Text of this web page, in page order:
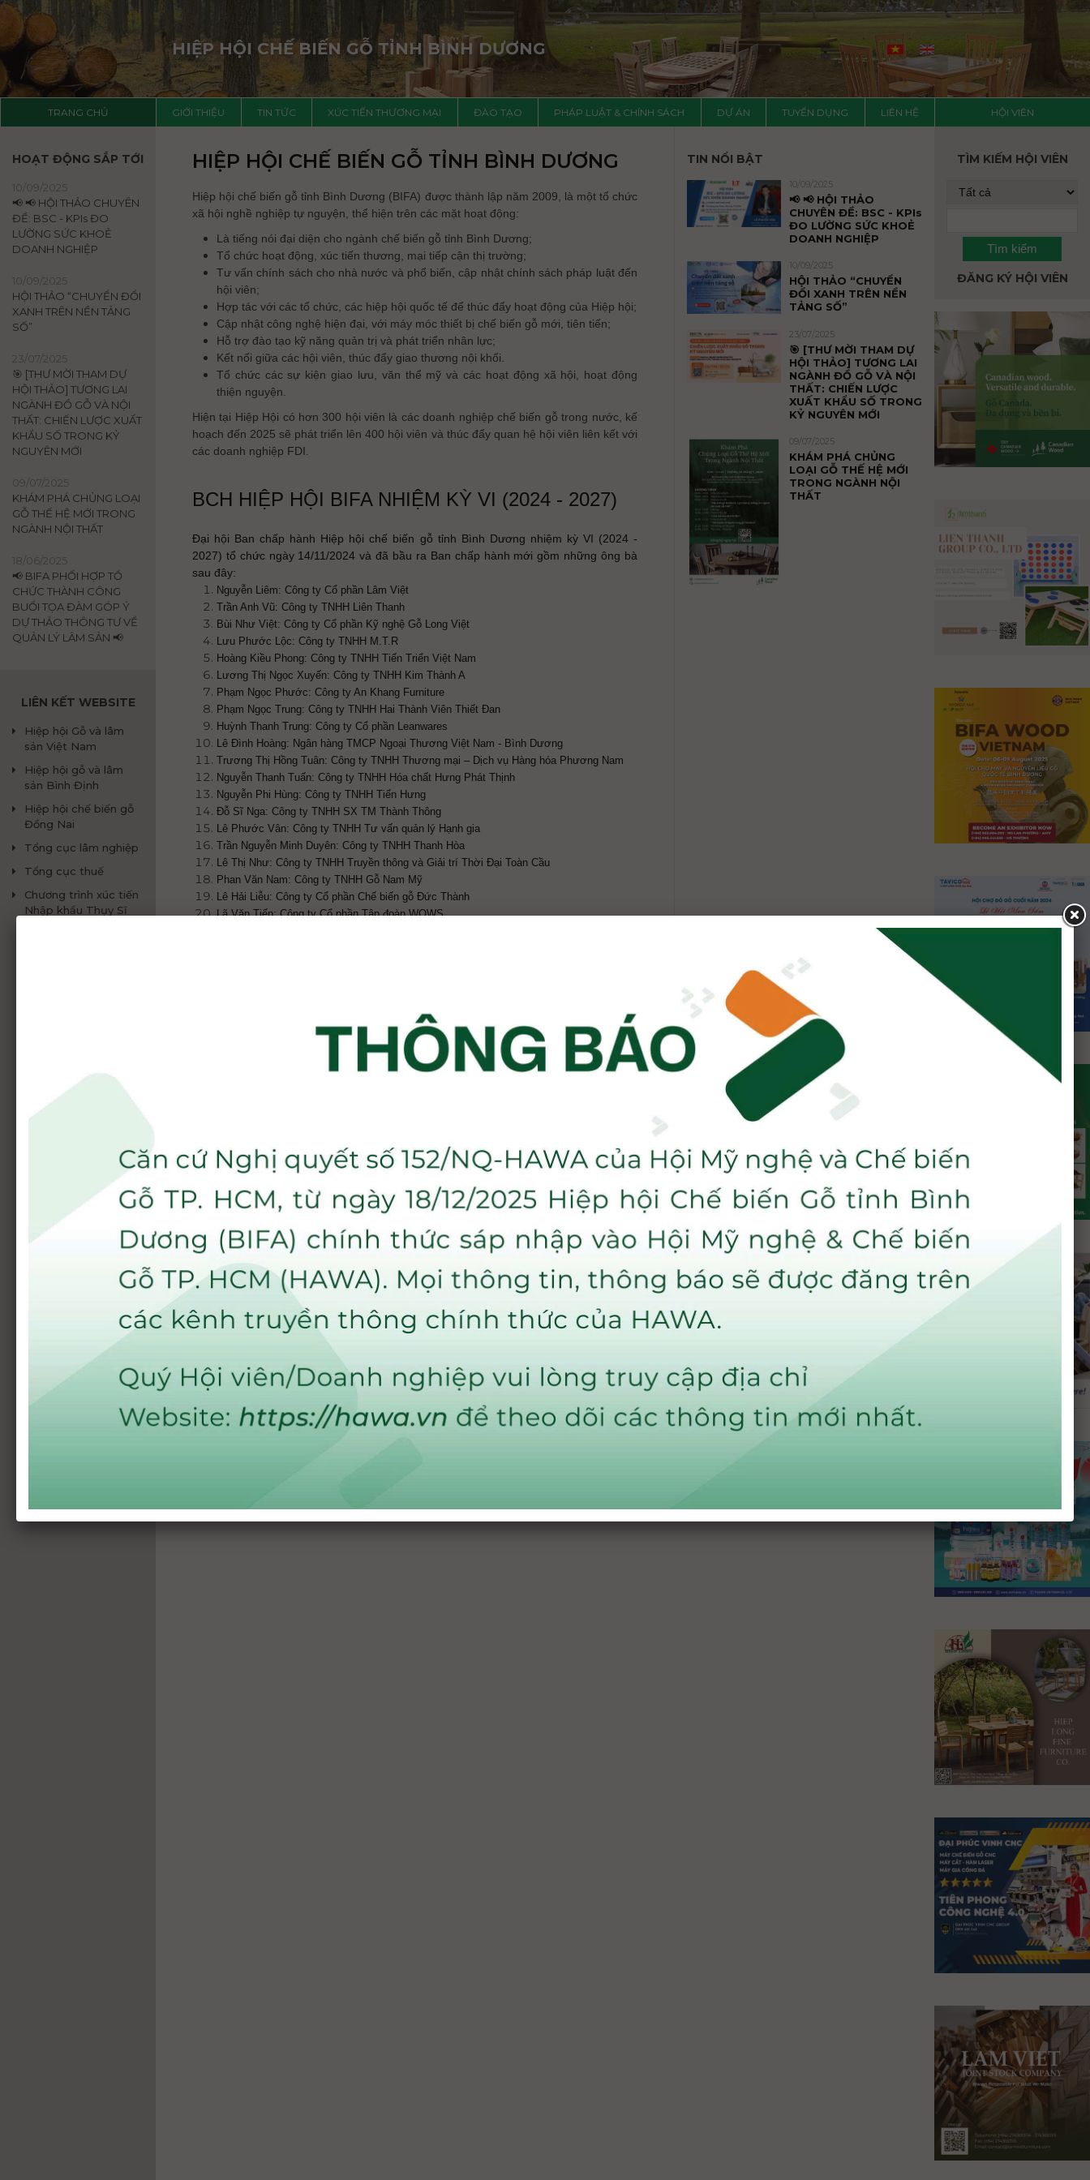
HIỆP HỘI CHẾ BIẾN GỖ TỈNH BÌNH DƯƠNG
TRANG CHỦ GIỚI THIỆU TIN TỨC XÚC TIẾN THƯƠNG MẠI ĐÀO TẠO PHÁP LUẬT & CHÍNH SÁCH DỰ ÁN TUYỂN DỤNG LIÊN HỆ HỘI VIÊN
HOẠT ĐỘNG SẮP TỚI
10/09/2025
📢 📢 HỘI THẢO CHUYÊN
ĐỀ: BSC - KPIs ĐO
LƯỜNG SỨC KHOẺ
DOANH NGHIỆP
10/09/2025
HỘI THẢO “CHUYỂN ĐỔI
XANH TRÊN NỀN TẢNG
SỐ”
23/07/2025
🎯 [THƯ MỜI THAM DỰ
HỘI THẢO] TƯƠNG LAI
NGÀNH ĐỒ GỖ VÀ NỘI
THẤT: CHIẾN LƯỢC XUẤT
KHẨU SỐ TRONG KỶ
NGUYÊN MỚI
09/07/2025
KHÁM PHÁ CHỦNG LOẠI
GỖ THẾ HỆ MỚI TRONG
NGÀNH NỘI THẤT
18/06/2025
📢 BIFA PHỐI HỢP TỔ
CHỨC THÀNH CÔNG
BUỔI TỌA ĐÀM GÓP Ý
DỰ THẢO THÔNG TƯ VỀ
QUẢN LÝ LÂM SẢN 📢
LIÊN KẾT WEBSITE
Hiệp hội Gỗ và lâm
sản Việt Nam
Hiệp hội gỗ và lâm
sản Bình Định
Hiệp hội chế biến gỗ
Đồng Nai
Tổng cục lâm nghiệp
Tổng cục thuế
Chương trình xúc tiến
Nhập khẩu Thụy Sĩ
HIỆP HỘI CHẾ BIẾN GỖ TỈNH BÌNH DƯƠNG
Hiệp hội chế biến gỗ tỉnh Bình Dương (BIFA) được thành lập năm 2009, là một tổ chức
xã hội nghề nghiệp tự nguyện, thể hiện trên các mặt hoạt động:
Là tiếng nói đại diện cho ngành chế biến gỗ tỉnh Bình Dương;
Tổ chức hoạt động, xúc tiến thương, mại tiếp cận thị trường;
Tư vấn chính sách cho nhà nước và phổ biến, cập nhật chính sách pháp luật đến
hội viên;
Hợp tác với các tổ chức, các hiệp hội quốc tế để thúc đẩy hoạt động của Hiệp hội;
Cập nhật công nghệ hiện đại, với máy móc thiết bị chế biến gỗ mới, tiên tiến;
Hỗ trợ đào tạo kỹ năng quản trị và phát triển nhân lực;
Kết nối giữa các hội viên, thúc đẩy giao thương nội khối.
Tổ chức các sự kiện giao lưu, văn thể mỹ và các hoạt động xã hội, hoạt động
thiện nguyện.
Hiện tại Hiệp Hội có hơn 300 hội viên là các doanh nghiệp chế biến gỗ trong nước, kế
hoạch đến 2025 sẽ phát triển lên 400 hội viên và thúc đẩy quan hệ hội viên liên kết với
các doanh nghiệp FDI.
BCH HIỆP HỘI BIFA NHIỆM KỲ VI (2024 - 2027)
Đại hội Ban chấp hành Hiệp hội chế biến gỗ tỉnh Bình Dương nhiệm kỳ VI (2024 -
2027) tổ chức ngày 14/11/2024 và đã bầu ra Ban chấp hành mới gồm những ông bà
sau đây:
Nguyễn Liêm: Công ty Cổ phần Lâm Việt
Trần Anh Vũ: Công ty TNHH Liên Thanh
Bùi Như Việt: Công ty Cổ phần Kỹ nghệ Gỗ Long Việt
Lưu Phước Lộc: Công ty TNHH M.T.R
Hoàng Kiều Phong: Công ty TNHH Tiến Triển Việt Nam
Lương Thị Ngọc Xuyến: Công ty TNHH Kim Thành A
Phạm Ngọc Phước: Công ty An Khang Furniture
Phạm Ngọc Trung: Công ty TNHH Hai Thành Viên Thiết Đan
Huỳnh Thanh Trung: Công ty Cổ phần Leanwares
Lê Đình Hoàng: Ngân hàng TMCP Ngoại Thương Việt Nam - Bình Dương
Trương Thị Hồng Tuân: Công ty TNHH Thương mại – Dịch vụ Hàng hóa Phương Nam
Nguyễn Thanh Tuấn: Công ty TNHH Hóa chất Hưng Phát Thịnh
Nguyễn Phi Hùng: Công ty TNHH Tiến Hưng
Đỗ Sĩ Nga: Công ty TNHH SX TM Thành Thông
Lê Phước Vân: Công ty TNHH Tư vấn quản lý Hạnh gia
Trần Nguyễn Minh Duyên: Công ty TNHH Thanh Hòa
Lê Thị Như: Công ty TNHH Truyền thông và Giải trí Thời Đại Toàn Cầu
Phan Văn Nam: Công ty TNHH Gỗ Nam Mỹ
Lê Hải Liễu: Công ty Cổ phần Chế biến gỗ Đức Thành
Lã Văn Tiến: Công ty Cổ phần Tập đoàn WOWS
Nguyễn Minh Nhật: Công ty TNHH Ván ép CK-XD Nhật Nam
Nguyễn Dương Hiệu: Công ty Cổ phần Công nghiệp và Thương mại Lidovit
Phan Văn Khôi: Công ty TNHH Sản xuất Thương Mại Quốc tế SIKABOND
Nguyễn Đình Anh Chi: Công ty TNHH Máy Chế biến Gỗ Thượng Nguyên
Nguyễn Liêm: Chủ tịch
Trần Anh Vũ: Phó chủ tịch - Kiêm Tổng thư ký
Bùi Như Việt: Phó chủ tịch
thường trực
Lưu Phước Lộc: Phó chủ tịch
Lương Thị Ngọc Xuyến:Phó chủ tịch - Kiêm Phó tổng thư ký
Phạm Ngọc Phước: UV Ban thường vụ
Ông Huỳnh Quang Thanh - Nguyên chủ tịch BIFA nhiệm kỳ II & III
(Nhiệm Kỳ VI 2024 - 2027)
Nguyễn Minh Nhật: Công ty TNHH Ván ép CK-XD Nhật Nam - Trưởng ban kiểm tra
Nguyễn Dương Hiệu: Công ty Cổ phần Công nghiệp và Thương mại Lidovit - Thành viên
Phan Văn Khôi: Công ty TNHH Sản xuất Thương Mại Quốc tế SIKABOND - Thành viên
TIN NỔI BẬT
10/09/2025
📢 📢 HỘI THẢO
CHUYÊN ĐỀ: BSC - KPIs
ĐO LƯỜNG SỨC KHOẺ
DOANH NGHIỆP
10/09/2025
HỘI THẢO “CHUYỂN
ĐỔI XANH TRÊN NỀN
TẢNG SỐ”
23/07/2025
🎯 [THƯ MỜI THAM DỰ
HỘI THẢO] TƯƠNG LAI
NGÀNH ĐỒ GỖ VÀ NỘI
THẤT: CHIẾN LƯỢC
XUẤT KHẨU SỐ TRONG
KỶ NGUYÊN MỚI
09/07/2025
KHÁM PHÁ CHỦNG
LOẠI GỖ THẾ HỆ MỚI
TRONG NGÀNH NỘI
THẤT
TÌM KIẾM HỘI VIÊN
ĐĂNG KÝ HỘI VIÊN